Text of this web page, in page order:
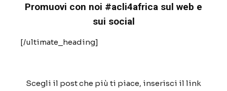
Promuovi con noi #acli4africa sul web e
sui social
[/ultimate_heading]
Scegli il post che più ti piace, inserisci il link